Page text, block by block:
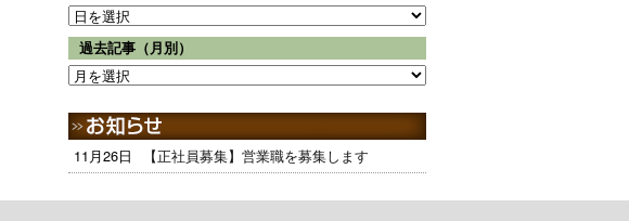
過去記事（月別）
11月26日 【正社員募集】営業職を募集します